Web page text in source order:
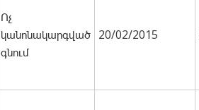
Ոչ
կանոնակարգված
գնում
20/02/2015